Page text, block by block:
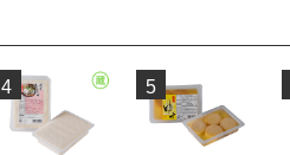
4 5